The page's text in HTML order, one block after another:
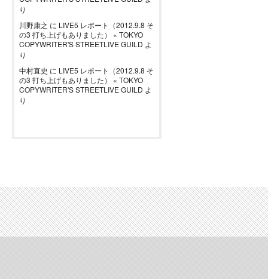
り
川野康之 に LIVE5 レポート（2012.9.8 そ
の3 打ち上げもありました） « TOKYO
COPYWRITER'S STREETLIVE GUILD よ
り
中村直史 に LIVE5 レポート（2012.9.8 そ
の3 打ち上げもありました） « TOKYO
COPYWRITER'S STREETLIVE GUILD よ
り